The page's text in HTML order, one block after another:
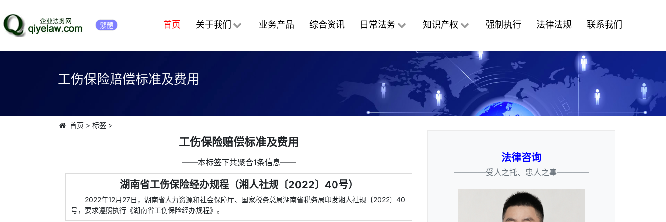
繁體 首页 关于我们 业务产品 综合资讯 日常法务 知识产权 强制执行 法律法规 联系我们
工伤保险赔偿标准及费用
首页 > 标签>
工伤保险赔偿标准及费用
――本标签下共聚合1条信息――
湖南省工伤保险经办规程（湘人社规〔2022〕40号）
2022年12月27日，湖南省人力资源和社会保障厅、国家税务总局湖南省税务局印发湘人社规〔2022〕40
号，要求遵照执行《湖南省工伤保险经办规程》。
法律咨询
————受人之托、忠人之事————